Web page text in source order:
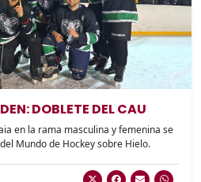
DOBLETE DEL CAU
en la rama masculina y femenina se
Mundo de Hockey sobre Hielo.